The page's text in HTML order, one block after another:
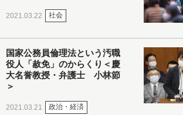
2021.03.22 社会
国家公務員倫理法という汚職
役人「赦免」のからくり＜慶
大名誉教授・弁護士 小林節
＞
2021.03.21 政治・経済